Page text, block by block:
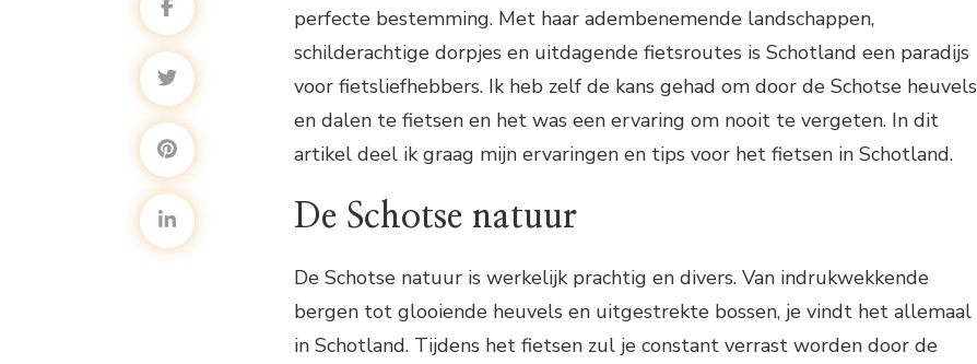
perfecte bestemming. Met haar adembenemende landschappen,
schilderachtige dorpjes en uitdagende fietsroutes is Schotland een paradijs
voor fietsliefhebbers. Ik heb zelf de kans gehad om door de Schotse heuvels
en dalen te fietsen en het was een ervaring om nooit te vergeten. In dit
artikel deel ik graag mijn ervaringen en tips voor het fietsen in Schotland.
De Schotse natuur
De Schotse natuur is werkelijk prachtig en divers. Van indrukwekkende
bergen tot glooiende heuvels en uitgestrekte bossen, je vindt het allemaal
in Schotland. Tijdens het fietsen zul je constant verrast worden door de